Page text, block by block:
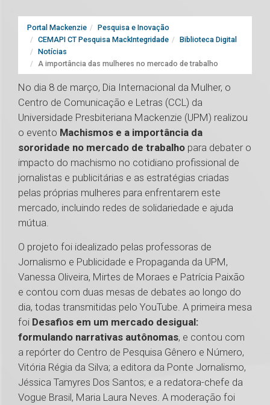
Portal Mackenzie
Pesquisa e Inovação
CEMAPI CT Pesquisa MackIntegridade
Biblioteca Digital
Notícias
A importância das mulheres no mercado de trabalho
No dia 8 de março, Dia Internacional da Mulher, o
Centro de Comunicação e Letras (CCL) da
Universidade Presbiteriana Mackenzie (UPM) realizou
o evento Machismos e a importância da
sororidade no mercado de trabalho para debater o
impacto do machismo no cotidiano profissional de
jornalistas e publicitárias e as estratégias criadas
pelas próprias mulheres para enfrentarem este
mercado, incluindo redes de solidariedade e ajuda
mútua.
O projeto foi idealizado pelas professoras de
Jornalismo e Publicidade e Propaganda da UPM,
Vanessa Oliveira, Mirtes de Moraes e Patrícia Paixão
e contou com duas mesas de debates ao longo do
dia, todas transmitidas pelo YouTube. A primeira mesa
foi Desafios em um mercado desigual:
formulando narrativas autônomas, e contou com
a repórter do Centro de Pesquisa Gênero e Número,
Vitória Régia da Silva; a editora da Ponte Jornalismo,
Jéssica Tamyres Dos Santos; e a redatora-chefe da
Vogue Brasil, Maria Laura Neves. A moderação foi